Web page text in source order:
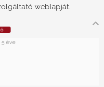
weblapját.
5 éve